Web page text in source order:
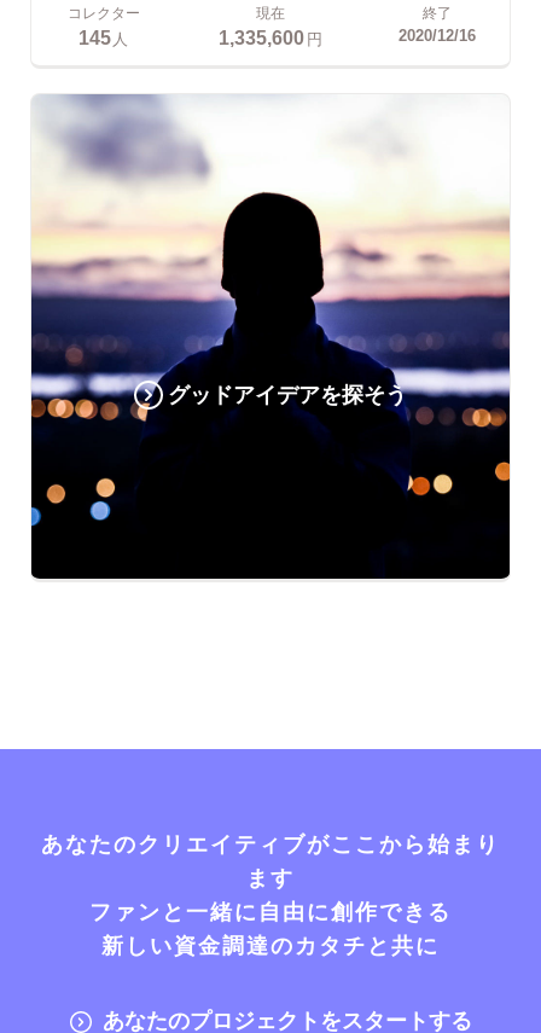
コレクター
145人
現在
1,335,600円
終了
2020/12/16
グッドアイデアを探そう
あなたのクリエイティブがここから始まり
ます
ファンと一緒に自由に創作できる
新しい資金調達のカタチと共に
あなたのプロジェクトをスタートする